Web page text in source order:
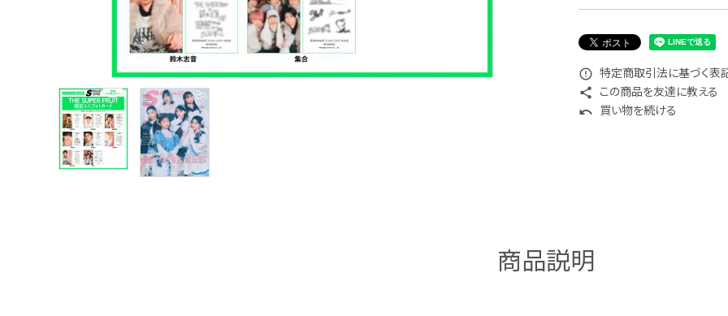
ロト・ナンバーズ書籍・グッズ
ご利用ガイド
プライバシーポリシー
error_outline 特定商取引法に基づく表
share この商品を友達に教える
undo 買い物を続ける
商品説明